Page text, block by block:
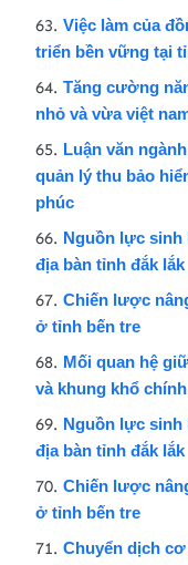
Việc làm của
triển bền vững tại
Tăng cường
nhỏ và vừa việt
Luận văn
quản lý thu bảo
phúc
Nguồn lực sinh
địa bàn tỉnh đắk lắk
Chiến lược
ở tỉnh bến tre
Mối quan hệ
và khung khổ
Nguồn lực sinh
địa bàn tỉnh đắk lắk
Chiến lược
ở tỉnh bến tre
Chuyển dịch